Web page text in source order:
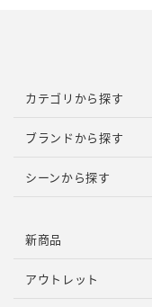
カテゴリから探す
ブランドから探す
シーンから探す
新商品
アウトレット